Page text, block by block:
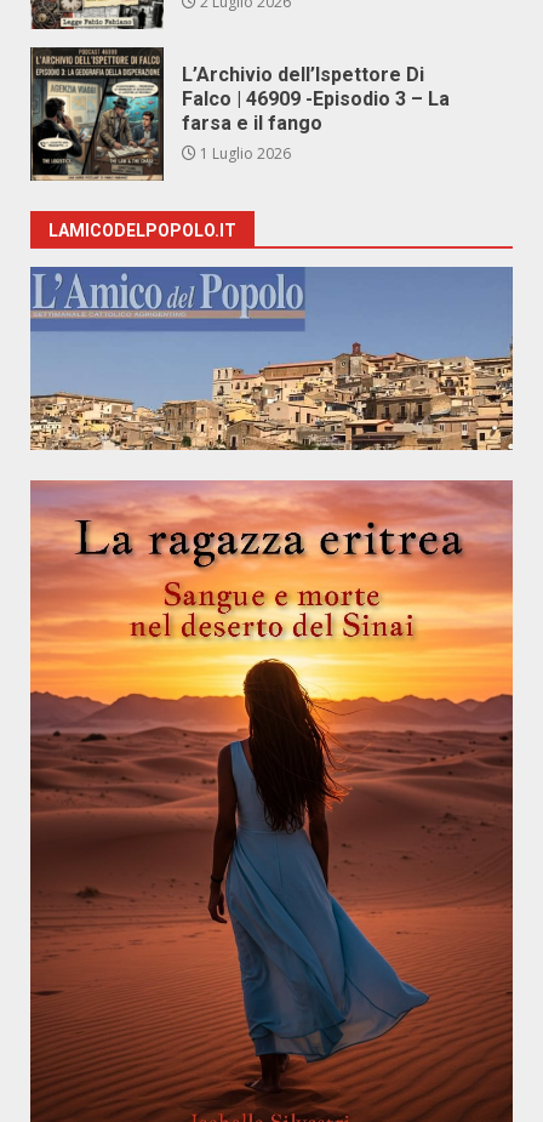
L’Archivio dell’Ispettore Di
Falco | 46909 -Episodio 3 – La
farsa e il fango
1 Luglio 2026
LAMICODELPOPOLO.IT